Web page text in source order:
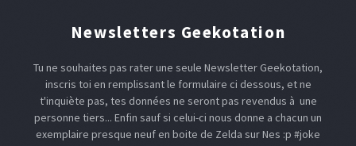
Newsletters Geekotation
Tu ne souhaites pas rater une seule Newsletter Geekotation,
inscris toi en remplissant le formulaire ci dessous, et ne
t'inquiète pas, tes données ne seront pas revendus à une
personne tiers... Enfin sauf si celui-ci nous donne a chacun un
exemplaire presque neuf en boite de Zelda sur Nes :p #joke